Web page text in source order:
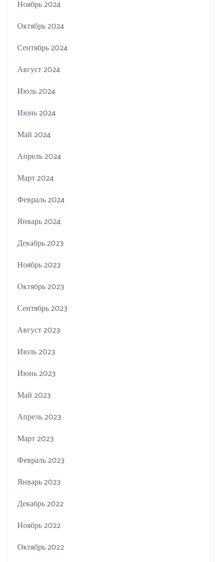
Ноябрь 2024
Октябрь 2024
Сентябрь 2024
Август 2024
Июль 2024
Июнь 2024
Май 2024
Апрель 2024
Март 2024
Февраль 2024
Январь 2024
Декабрь 2023
Ноябрь 2023
Октябрь 2023
Сентябрь 2023
Август 2023
Июль 2023
Июнь 2023
Май 2023
Апрель 2023
Март 2023
Февраль 2023
Январь 2023
Декабрь 2022
Ноябрь 2022
Октябрь 2022